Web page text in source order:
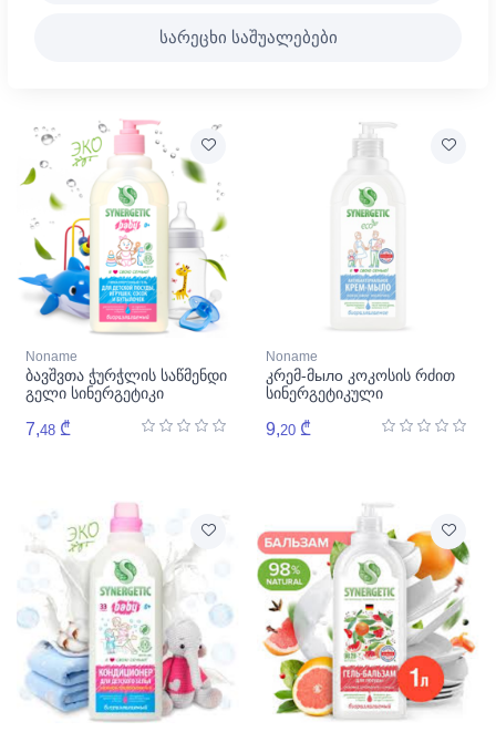
სარეცხი საშუალებები
Noname
ბავშვთა ჭურჭლის საწმენდი
გელი სინერგეტიკი
7,48 ₾
Noname
კრემ-მыло კოკოსის რძით
სინერგეტიკული
9,20 ₾